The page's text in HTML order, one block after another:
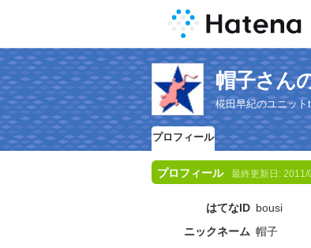
帽子さん
椛田早紀のユニッ
プロフィール
プロフィール 最終更新日: 2011/
はてなID bousi
ニックネーム 帽子